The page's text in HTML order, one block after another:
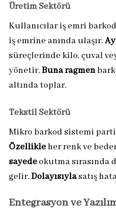
Üretim Sektörü
Kullanıcılar iş emri
iş emrine anında ulaşır.
süreçlerinde kilo, çuval
yönetir.Buna rağmen
altında toplar.
Tekstil Sektörü
Mikro barkod sistemi parti
Özellikleher renk ve
sayedeokutma
gelir.Dolayısıylasatış
Entegrasyon ve